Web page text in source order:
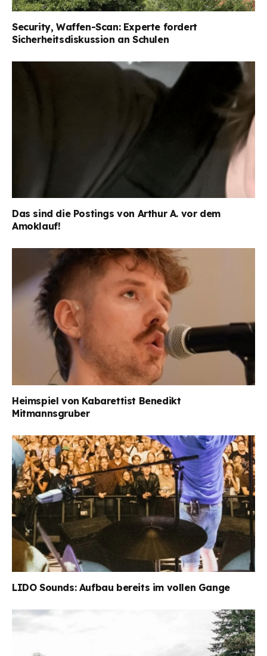
Security, Waffen-Scan: Experte fordert
Sicherheitsdiskussion an Schulen
Das sind die Postings von Arthur A. vor dem
Amoklauf!
Heimspiel von Kabarettist Benedikt
Mitmannsgruber
LIDO Sounds: Aufbau bereits im vollen Gange